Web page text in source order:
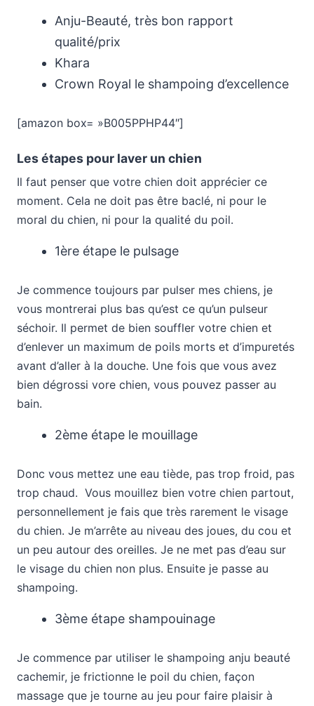
Anju-Beauté, très bon rapport
qualité/prix
Khara
Crown Royal le shampoing d’excellence
[amazon box= »B005PPHP44″]
Les étapes pour laver un chien
Il faut penser que votre chien doit apprécier ce
moment. Cela ne doit pas être baclé, ni pour le
moral du chien, ni pour la qualité du poil.
1ère étape le pulsage
Je commence toujours par pulser mes chiens, je
vous montrerai plus bas qu’est ce qu’un pulseur
séchoir. Il permet de bien souffler votre chien et
d’enlever un maximum de poils morts et d’impuretés
avant d’aller à la douche. Une fois que vous avez
bien dégrossi vore chien, vous pouvez passer au
bain.
2ème étape le mouillage
Donc vous mettez une eau tiède, pas trop froid, pas
trop chaud. Vous mouillez bien votre chien partout,
personnellement je fais que très rarement le visage
du chien. Je m’arrête au niveau des joues, du cou et
un peu autour des oreilles. Je ne met pas d’eau sur
le visage du chien non plus. Ensuite je passe au
shampoing.
3ème étape shampouinage
Je commence par utiliser le shampoing anju beauté
cachemir, je frictionne le poil du chien, façon
massage que je tourne au jeu pour faire plaisir à